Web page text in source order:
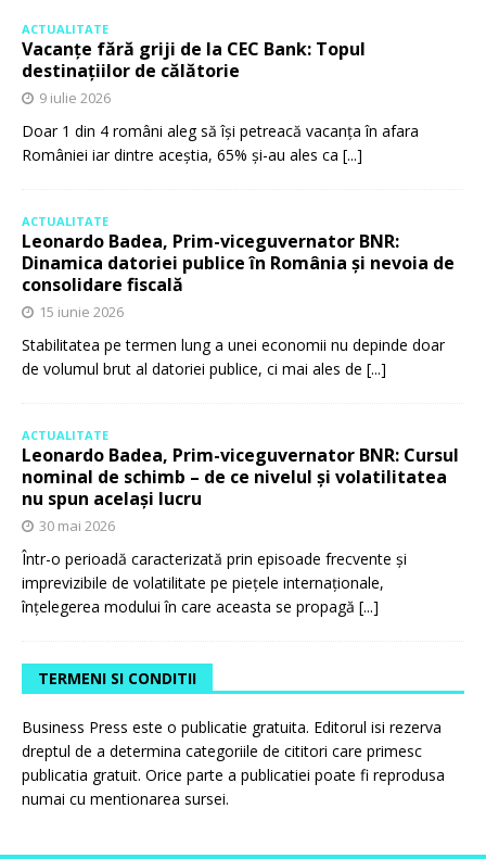
ACTUALITATE
Vacanțe fără griji de la CEC Bank: Topul
destinațiilor de călătorie
9 iulie 2026
Doar 1 din 4 români aleg să își petreacă vacanța în afara
României iar dintre aceștia, 65% și-au ales ca [...]
ACTUALITATE
Leonardo Badea, Prim-viceguvernator BNR:
Dinamica datoriei publice în România și nevoia de
consolidare fiscală
15 iunie 2026
Stabilitatea pe termen lung a unei economii nu depinde doar
de volumul brut al datoriei publice, ci mai ales de [...]
ACTUALITATE
Leonardo Badea, Prim-viceguvernator BNR: Cursul
nominal de schimb – de ce nivelul și volatilitatea
nu spun același lucru
30 mai 2026
Într-o perioadă caracterizată prin episoade frecvente și
imprevizibile de volatilitate pe piețele internaționale,
înțelegerea modului în care aceasta se propagă [...]
TERMENI SI CONDITII
Business Press este o publicatie gratuita. Editorul isi rezerva
dreptul de a determina categoriile de cititori care primesc
publicatia gratuit. Orice parte a publicatiei poate fi reprodusa
numai cu mentionarea sursei.